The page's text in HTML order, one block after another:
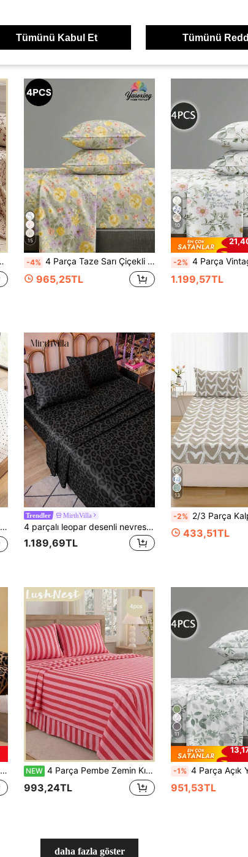
15
-4% 4 Parça Taze Sarı Çiçekli ve Yeşil Yapraklı Desenli Nevresim Takımı, Kolay Bakım Yumuşak Nevresim Takımı, Çarşaf Seti (1 Düz Çarşaf + 1 Lastikli Çarşaf + 2 Yastık Kılıfı), King, Queen, Full ve Twin Boyutlara Uygun, Derin Cepli Lastikli Çarşaf Tasarımı, 11.8 İnç'e Kadar Yastık Kılıfları, Yumuşak ve Nefes Alabilen, Kırışmaya Dayanıklı, Okula Dönüş Yurt Nevresim Takımı
965,25TL
10
-2% 4 Parça Vintage Yeşil Yaprak ve Pembe Çiçek Desenli Yatak Takımı, Kolay Bakım Yumuşak Nevresim Seti (1 Düz Çarşaf + 1 Lastikli Çarşaf + 2 Yastık
1.199,57TL
Trendler MirthVilla
4 parçalı leopar desenli nevresim takımı, 1 adet lastikli çarşaf, 1 adet düz çarşaf ve 2 adet yastık kılıfı içerir (yastık içi dahil değildir). 11,8 inç derinliğe kadar King, Queen, Full ve Twin boy yataklara uygundur. Yumuşak, nefes alabilir, kırışmaya dayanıklı, lüks otel tarzı, anne, baba veya arkadaşlar için hediye olarak uygundur.
1.189,69TL
13
-2% 2/3 Parça Kalp Baskılı Fıtted Çarşaf Seti, Fırçalanmış Mikrofiber, Yumuşak, Nefes Alabilen ve Rahat, Makinede Yıkanabilir, Cottage,
433,51TL
NEW 4 Parça Pembe Zemin Kırmızı Çizgili Dijital Baskılı Çarşaf Seti (1 Lastikli Çarşaf + 1 Düz Çarşaf + 2 Yastık Kılıfı), Çok Yönlü ve Sade, Taze Modern Günlük Polyester, Yumuşak ve Cilt Dostu, Ebeveyn Yatak Odası, Misafir Odası ve İkinci Yatak Odası İçin Uygun
993,24TL
11
-1% 4 Parça Açık Yeşil Yaprak ve Çiçek Desenli Nevresim Takımı, 1 Adet Lastikli Çarşaf, 1 Adet Düz Çarşaf ve 2 Adet Yastık Kılıfı Dahil, Yastık İçleri Dahil Değildir. King, Queen, Full ve Twin Boy Yataklara
951,53TL
daha fazla göster
Tümünü Kabul Et Tümünü